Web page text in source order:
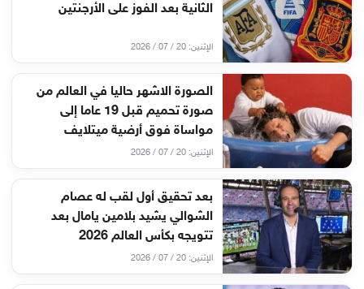
الثانية بعد الفوز على الأرجنتين
الإثنين: 20 / 07 / 2026
الصورة الاشهر حاليا في العالم من
صورة تحميم قبل 19 عاما إلى
مواساة فوق أرضية ميتلايف
الإثنين: 20 / 07 / 2026
بعد تحقيق أول لقب له عصام
الشوالي يشيد بلامين يامال بعد
تتويجه بكأس العالم 2026
الإثنين: 20 / 07 / 2026